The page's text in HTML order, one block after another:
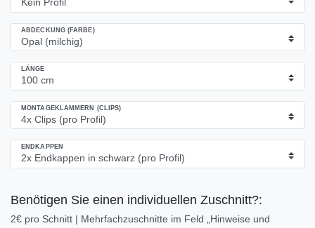
ABDECKUNG (FARBE)
LÄNGE
MONTAGEKLAMMERN (CLIPS)
ENDKAPPEN
Benötigen Sie einen individuellen Zuschnitt?:
2€ pro Schnitt | Mehrfachzuschnitte im Feld „Hinweise und